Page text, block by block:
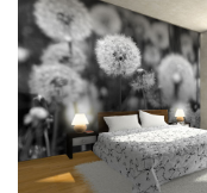
wiele
wariantów.
Opcje
można
wybrać
na
stronie